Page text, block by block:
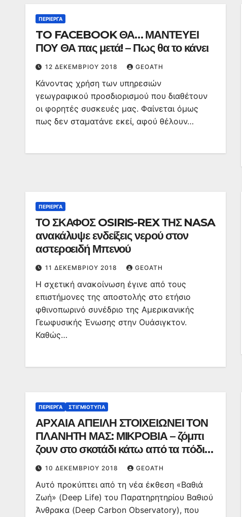
ΠΕΡΊΕΡΓΑ
TO FACEBOOK ΘΑ… ΜΑΝΤΕΥΕΙ
ΠΟΥ ΘΑ πας μετά! – Πως θα το κάνει
12 ΔΕΚΕΜΒΡΊΟΥ 2018 GEOATH
Κάνοντας χρήση των υπηρεσιών
γεωγραφικού προσδιορισμού που διαθέτουν
οι φορητές συσκευές μας. Φαίνεται όμως
πως δεν σταματάνε εκεί, αφού θέλουν…
ΠΕΡΊΕΡΓΑ
ΤΟ ΣΚΑΦΟΣ OSIRIS-REX ΤΗΣ NASA
ανακάλυψε ενδείξεις νερού στον
αστεροειδή Μπενού
11 ΔΕΚΕΜΒΡΊΟΥ 2018 GEOATH
Η σχετική ανακοίνωση έγινε από τους
επιστήμονες της αποστολής στο ετήσιο
φθινοπωρινό συνέδριο της Αμερικανικής
Γεωφυσικής Ένωσης στην Ουάσιγκτον.
Καθώς…
ΠΕΡΊΕΡΓΑ ΣΤΙΓΜΙΌΤΥΠΑ
ΑΡΧΑΙΑ ΑΠΕΙΛΗ ΣΤΟΙΧΕΙΩΝΕΙ ΤΟΝ
ΠΛΑΝΗΤΗ ΜΑΣ: ΜΙΚΡΟΒΙΑ – ζόμπι
ζουν στο σκοτάδι κάτω από τα πόδια
μας10 ΔΕΚΕΜΒΡΊΟΥ 2018 GEOATH
Αυτό προκύπτει από τη νέα έκθεση «Βαθιά
Ζωή» (Deep Life) του Παρατηρητηρίου Βαθιού
Άνθρακα (Deep Carbon Observatory), που